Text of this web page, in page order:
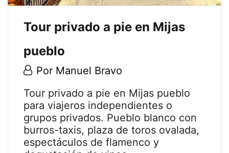
junio,
2026-
06-
29T13:12:25+02:00
Tour privado a pie en Mijas
pueblo
20
2020
Por Manuel Bravo
Tour
privado
a
Tour privado a pie en Mijas pueblo
para viajeros independientes o
grupos privados. Pueblo blanco con
burros-taxis, plaza de toros ovalada,
espectáculos de flamenco y